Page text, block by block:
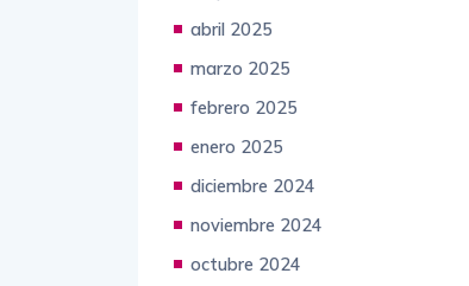
abril 2025
marzo 2025
febrero 2025
enero 2025
diciembre 2024
noviembre 2024
octubre 2024